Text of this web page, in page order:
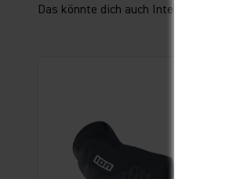
Das könnte dich auch Interessieren